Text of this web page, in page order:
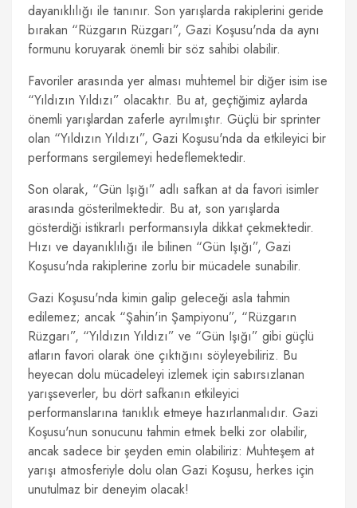
dayanıklılığı ile tanınır. Son yarışlarda rakiplerini geride
bırakan “Rüzgarın Rüzgarı”, Gazi Koşusu'nda da aynı
formunu koruyarak önemli bir söz sahibi olabilir.
Favoriler arasında yer alması muhtemel bir diğer isim ise
“Yıldızın Yıldızı” olacaktır. Bu at, geçtiğimiz aylarda
önemli yarışlardan zaferle ayrılmıştır. Güçlü bir sprinter
olan “Yıldızın Yıldızı”, Gazi Koşusu'nda da etkileyici bir
performans sergilemeyi hedeflemektedir.
Son olarak, “Gün Işığı” adlı safkan at da favori isimler
arasında gösterilmektedir. Bu at, son yarışlarda
gösterdiği istikrarlı performansıyla dikkat çekmektedir.
Hızı ve dayanıklılığı ile bilinen “Gün Işığı”, Gazi
Koşusu'nda rakiplerine zorlu bir mücadele sunabilir.
Gazi Koşusu'nda kimin galip geleceği asla tahmin
edilemez; ancak “Şahin'in Şampiyonu”, “Rüzgarın
Rüzgarı”, “Yıldızın Yıldızı” ve “Gün Işığı” gibi güçlü
atların favori olarak öne çıktığını söyleyebiliriz. Bu
heyecan dolu mücadeleyi izlemek için sabırsızlanan
yarışseverler, bu dört safkanın etkileyici
performanslarına tanıklık etmeye hazırlanmalıdır. Gazi
Koşusu'nun sonucunu tahmin etmek belki zor olabilir,
ancak sadece bir şeyden emin olabiliriz: Muhteşem at
yarışı atmosferiyle dolu olan Gazi Koşusu, herkes için
unutulmaz bir deneyim olacak!